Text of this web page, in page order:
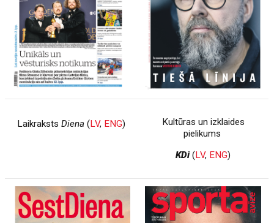
LaikrakstsDiena (LV, ENG)
Kultūras un izklaides
pielikums
KDi(LV, ENG)